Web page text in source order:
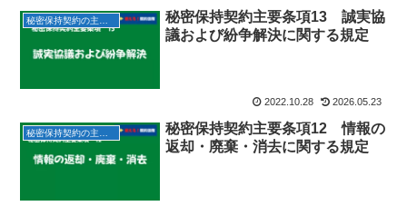
秘密保持契約主要条項13 誠実協
議および紛争解決に関する規定
2022.10.28 2026.05.23
秘密保持契約主要条項12 情報の
返却・廃棄・消去に関する規定